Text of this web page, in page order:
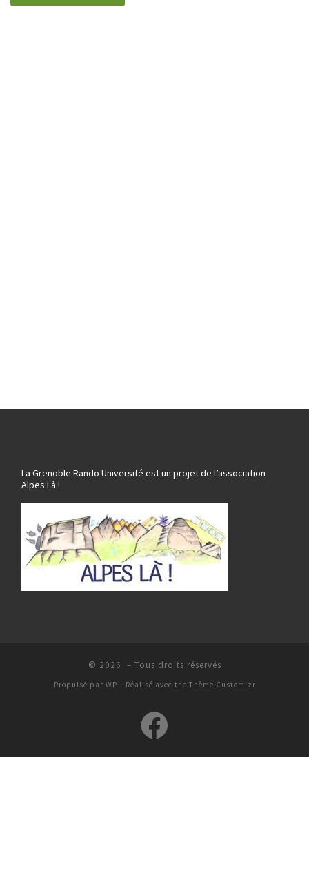
La Grenoble Rando Université est un projet de l’association
Alpes Là !
© 2026 – Tous droits réservés
Propulsé par WP – Réalisé avec the Thème Customizr